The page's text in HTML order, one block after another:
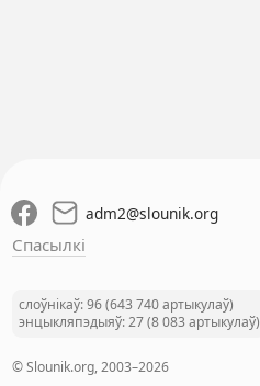
adm2@slounik.org
Спасылкі
слоўнікаў: 96 (643 740 артыкулаў)
энцыкляпэдыяў: 27 (8 083 артыкулаў)
© Slounik.org, 2003–2026